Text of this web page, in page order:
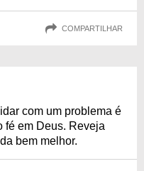
COMPARTILHAR
com um problema é
fé em Deus. Reveja
bem melhor.